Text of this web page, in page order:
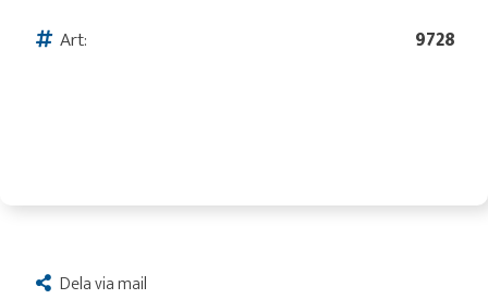
Art: 9728
Dela via mail